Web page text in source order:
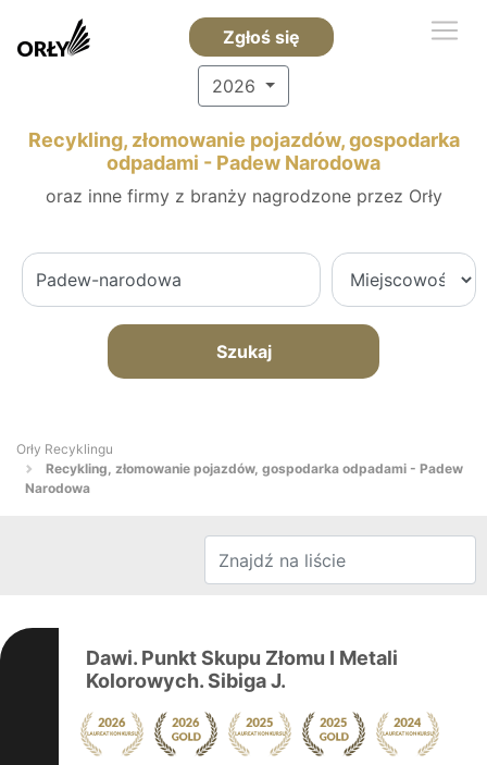
Zgłoś się
2026
Recykling, złomowanie pojazdów, gospodarka
odpadami - Padew Narodowa
oraz inne firmy z branży nagrodzone przez Orły
Szukaj
Orły Recyklingu
Recykling, złomowanie pojazdów, gospodarka odpadami - Padew
Narodowa
Dawi. Punkt Skupu Złomu I Metali
Kolorowych. Sibiga J.